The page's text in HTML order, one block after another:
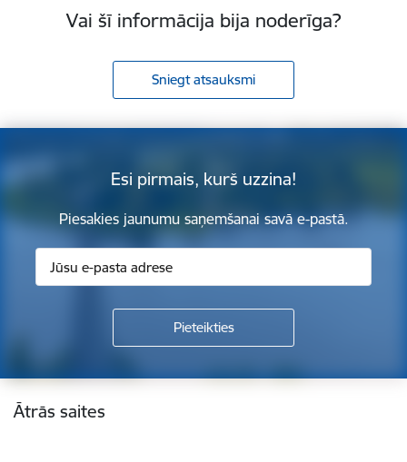
Vai šī informācija bija noderīga?
Sniegt atsauksmi
Esi pirmais, kurš uzzina!
Piesakies jaunumu saņemšanai savā e-pastā.
Kājene
Ātrās saites